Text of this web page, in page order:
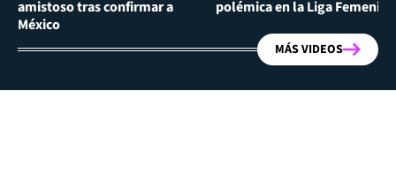
amistoso tras confirmar a
México
polémica en la Liga Femenina
MÁS VIDEOS